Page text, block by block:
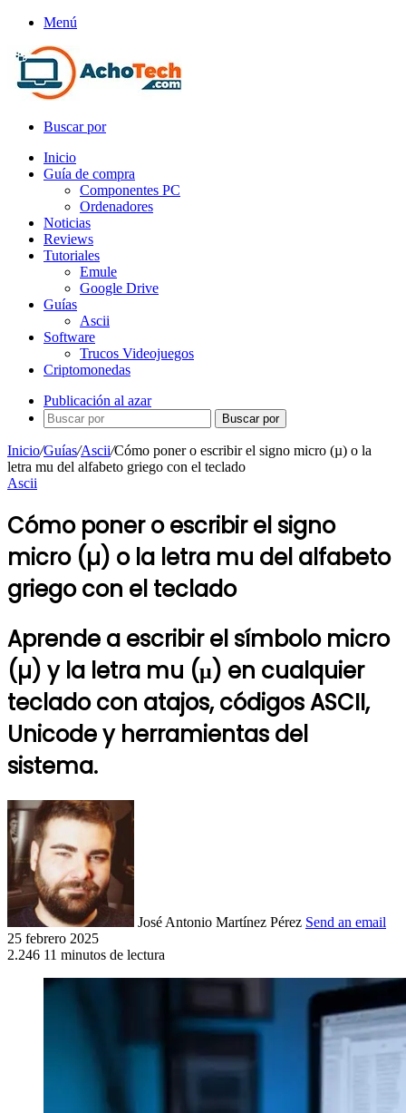
Menú
Buscar por
Inicio
Guía de compra
Componentes PC
Ordenadores
Noticias
Reviews
Tutoriales
Emule
Google Drive
Guías
Ascii
Software
Trucos Videojuegos
Criptomonedas
Publicación al azar
Buscar por
Inicio/Guías/Ascii/Cómo poner o escribir el signo micro (µ) o la
letra mu del alfabeto griego con el teclado
Ascii
Cómo poner o escribir el signo
micro (µ) o la letra mu del alfabeto
griego con el teclado
Aprende a escribir el símbolo micro
(µ) y la letra mu (μ) en cualquier
teclado con atajos, códigos ASCII,
Unicode y herramientas del
sistema.
José Antonio Martínez Pérez Send an email
25 febrero 2025
2.246 11 minutos de lectura